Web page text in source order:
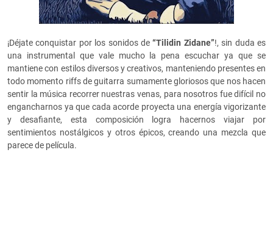
¡Déjate conquistar por los sonidos de“Tilidin Zidane”!, sin duda es
una instrumental que vale mucho la pena escuchar ya que se
mantiene con estilos diversos y creativos, manteniendo presentes en
todo momento riffs de guitarra sumamente gloriosos que nos hacen
sentir la música recorrer nuestras venas, para nosotros fue difícil no
engancharnos ya que cada acorde proyecta una energía vigorizante
y desafiante, esta composición logra hacernos viajar por
sentimientos nostálgicos y otros épicos, creando una mezcla que
parece de película.